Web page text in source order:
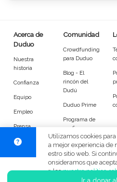
Acerca de
Duduo
Nuestra
historia
Confianza
Equipo
Empleo
Prensa
Comunidad
Crowdfunding
para Duduo
Blog - El
rincón del
Dudú
Duduo Prime
Programa de
confianza
DuduoApp
para Android
© Duduo 2026
Utilizamos cookies
a mejor experiencia de
estro sitio web. Si
onsideramos que
r, leanuestra política
btener más